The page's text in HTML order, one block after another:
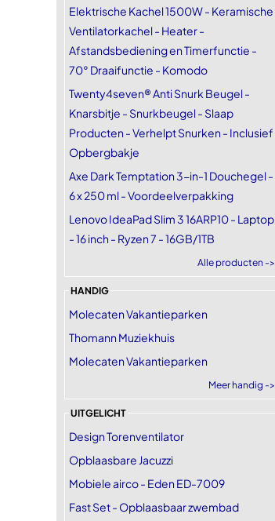
Elektrische Kachel 1500W - Keramische
Ventilatorkachel - Heater -
Afstandsbediening en Timerfunctie -
70° Draaifunctie - Komodo
Twenty4seven® Anti Snurk Beugel -
Knarsbitje - Snurkbeugel - Slaap
Producten - Verhelpt Snurken - Inclusief
Opbergbakje
Axe Dark Temptation 3-in-1 Douchegel -
6 x 250 ml - Voordeelverpakking
Lenovo IdeaPad Slim 3 16ARP10 - Laptop
- 16 inch - Ryzen 7 - 16GB/1TB
Alle producten ->
HANDIG
Molecaten Vakantieparken
Thomann Muziekhuis
Molecaten Vakantieparken
Meer handig ->
UITGELICHT
Design Torenventilator
Opblaasbare Jacuzzi
Mobiele airco - Eden ED-7009
Fast Set - Opblaasbaar zwembad